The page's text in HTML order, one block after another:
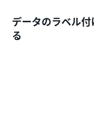
データのラベル
る